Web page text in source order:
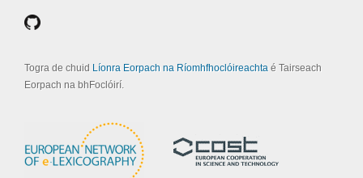
Togra de chuid Líonra Eorpach na Ríomhfhoclóireachta é Tairseach
Eorpach na bhFoclóirí.